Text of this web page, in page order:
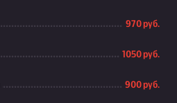
970 руб.
1050 руб.
900 руб.